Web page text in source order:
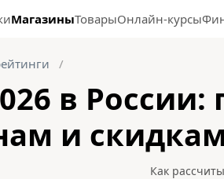
МагазиныТоварыОнлайн-курсы
в
и
Как